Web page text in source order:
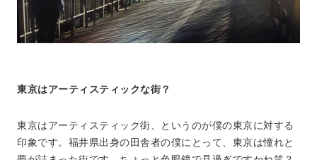
東京はアーティスティックな街？
東京はアーティスティック街、というのが僕の東京に対する
印象です。福井県出身の田舎者の僕にとって、東京は憧れと